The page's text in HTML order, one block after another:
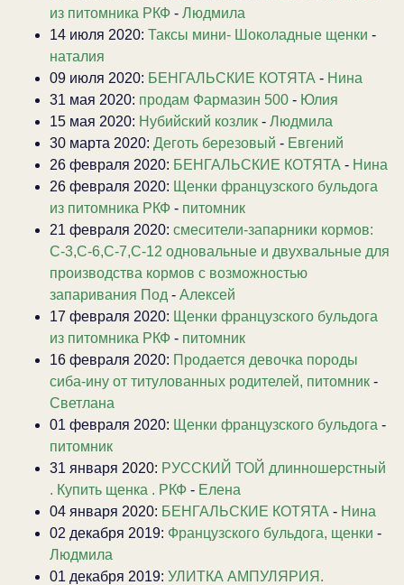
из питомника РКФ - Людмила
14 июля 2020: Таксы мини- Шоколадные щенки -
наталия
09 июля 2020: БЕНГАЛЬСКИЕ КОТЯТА - Нина
31 мая 2020: продам Фармазин 500 - Юлия
15 мая 2020: Нубийский козлик - Людмила
30 марта 2020: Деготь березовый - Евгений
26 февраля 2020: БЕНГАЛЬСКИЕ КОТЯТА - Нина
26 февраля 2020: Щенки французского бульдога
из питомника РКФ - питомник
21 февраля 2020: смесители-запарники кормов:
С-3,С-6,С-7,С-12 одновальные и двухвальные для
производства кормов с возможностью
запаривания Под - Алексей
17 февраля 2020: Щенки французского бульдога
из питомника РКФ - питомник
16 февраля 2020: Продается девочка породы
сиба-ину от титулованных родителей, питомник -
Светлана
01 февраля 2020: Щенки французского бульдога -
питомник
31 января 2020: РУССКИЙ ТОЙ длинношерстный
. Купить щенка . РКФ - Елена
04 января 2020: БЕНГАЛЬСКИЕ КОТЯТА - Нина
02 декабря 2019: Французского бульдога, щенки -
Людмила
01 декабря 2019: УЛИТКА АМПУЛЯРИЯ.